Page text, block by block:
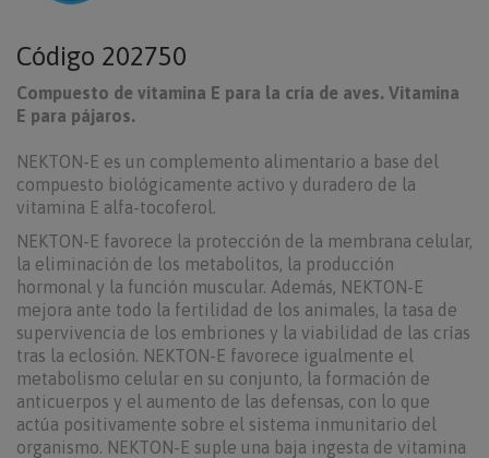
Código 202750
Compuesto de vitamina E para la cría de aves. Vitamina
E para pájaros.
NEKTON-E es un complemento alimentario a base del
compuesto biológicamente activo y duradero de la
vitamina E alfa-tocoferol.
NEKTON-E favorece la protección de la membrana celular,
la eliminación de los metabolitos, la producción
hormonal y la función muscular. Además, NEKTON-E
mejora ante todo la fertilidad de los animales, la tasa de
supervivencia de los embriones y la viabilidad de las crías
tras la eclosión. NEKTON-E favorece igualmente el
metabolismo celular en su conjunto, la formación de
anticuerpos y el aumento de las defensas, con lo que
actúa positivamente sobre el sistema inmunitario del
organismo. NEKTON-E suple una baja ingesta de vitamina